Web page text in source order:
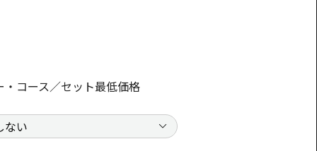
・コース／セット最低価格